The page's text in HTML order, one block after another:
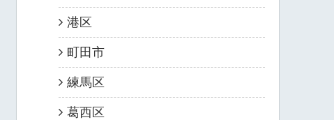
港区
町田市
練馬区
葛西区